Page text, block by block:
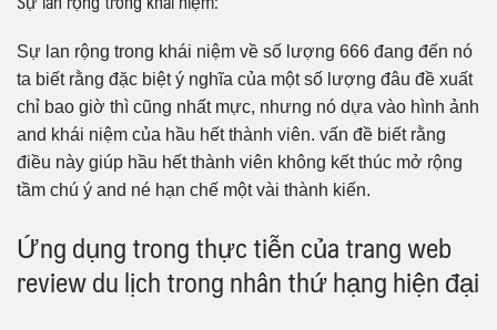
Sự lan rộng trong khái niệm về số lượng 666 đang đến nó
ta biết rằng đặc biệt ý nghĩa của một số lượng đâu đề xuất
chỉ bao giờ thì cũng nhất mực, nhưng nó dựa vào hình ảnh
and khái niệm của hầu hết thành viên. vấn đề biết rằng
điều này giúp hầu hết thành viên không kết thúc mở rộng
tầm chú ý and né hạn chế một vài thành kiến.
Ứng dụng trong thực tiễn của trang web
review du lịch trong nhân thứ hạng hiện đại